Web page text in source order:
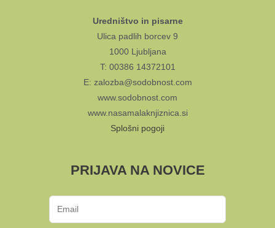
Uredništvo in pisarne
Ulica padlih borcev 9
1000 Ljubljana
T: 00386 14372101
E: zalozba@sodobnost.com
www.sodobnost.com
www.nasamalaknjiznica.si
Splošni pogoji
PRIJAVA NA NOVICE